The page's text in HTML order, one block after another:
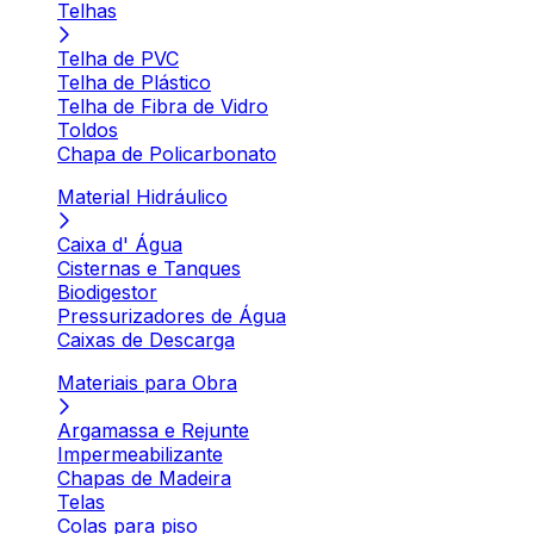
Telhas
Telha de PVC
Telha de Plástico
Telha de Fibra de Vidro
Toldos
Chapa de Policarbonato
Material Hidráulico
Caixa d' Água
Cisternas e Tanques
Biodigestor
Pressurizadores de Água
Caixas de Descarga
Materiais para Obra
Argamassa e Rejunte
Impermeabilizante
Chapas de Madeira
Telas
Colas para piso